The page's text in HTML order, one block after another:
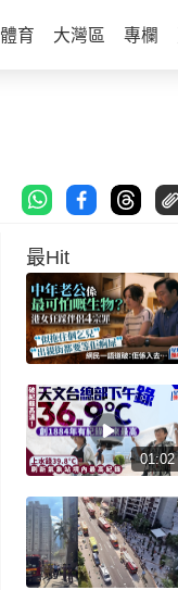
體育 大灣區 專欄
最Hit
01:02